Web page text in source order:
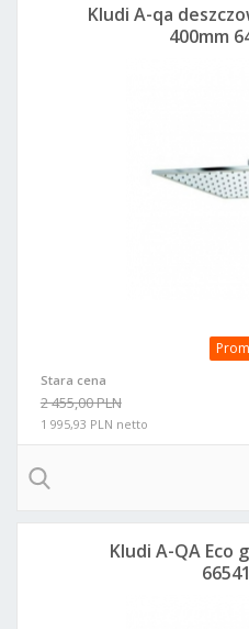
Stara cena
2 455,00 PLN
1 995,93 PLN netto
Kludi A-qa
400mm
Kludi A-QA Eco